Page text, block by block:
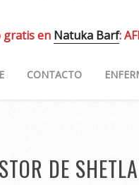
gratis en Natuka Barf:
CONTACTO
DE